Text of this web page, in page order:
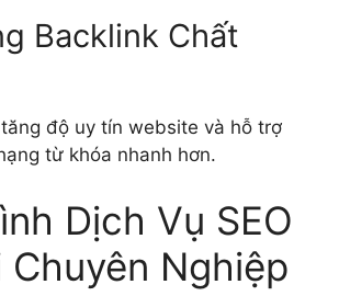
Backlink Chất
độ uy tín website và hỗ trợ
từ khóa nhanh hơn.
Dịch Vụ SEO
Chuyên Nghiệp